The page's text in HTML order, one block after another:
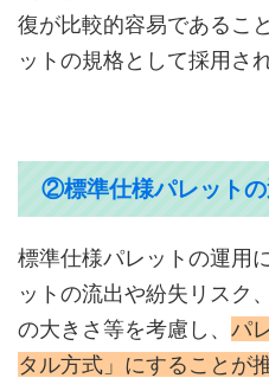
復が比較的容易であるこ
ットの規格として採用さ
②標準仕様パレットの
標準仕様パレットの運用
ットの流出や紛失リスク
の大きさ等を考慮し、 パ
タル方式」にすることが